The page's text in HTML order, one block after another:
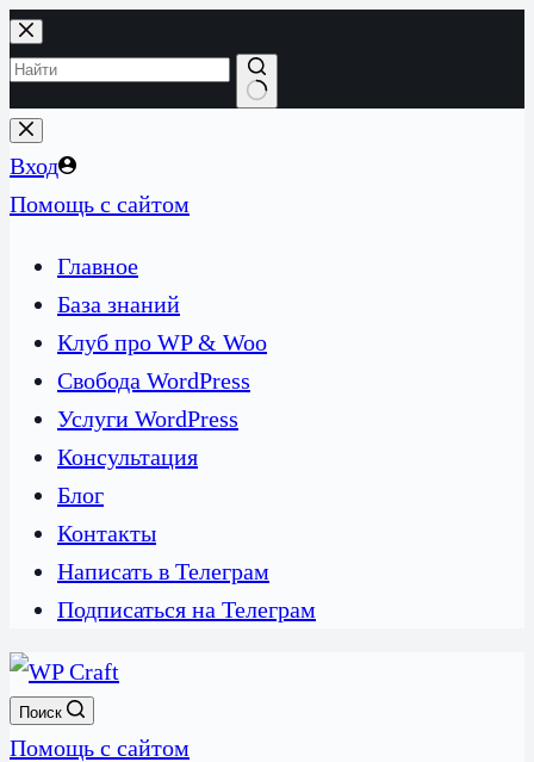
Перейти
к
сути
Ничего
не
найдено
Вход
Помощь с сайтом
Главное
База знаний
Клуб про WP & Woo
Свобода WordPress
Услуги WordPress
Консультация
Блог
Контакты
Написать в Телеграм
Подписаться на Телеграм
Поиск
Помощь с сайтом